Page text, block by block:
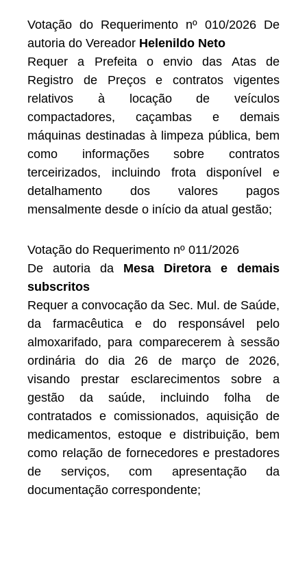
Votação do Requerimento nº 010/2026 De
autoria do Vereador Helenildo Neto
Requer a Prefeita o envio das Atas de
Registro de Preços e contratos vigentes
relativos à locação de veículos
compactadores, caçambas e demais
máquinas destinadas à limpeza pública, bem
como informações sobre contratos
terceirizados, incluindo frota disponível e
detalhamento dos valores pagos
mensalmente desde o início da atual gestão;
Votação do Requerimento nº 011/2026
De autoria da Mesa Diretora e demais
subscritos
Requer a convocação da Sec. Mul. de Saúde,
da farmacêutica e do responsável pelo
almoxarifado, para comparecerem à sessão
ordinária do dia 26 de março de 2026,
visando prestar esclarecimentos sobre a
gestão da saúde, incluindo folha de
contratados e comissionados, aquisição de
medicamentos, estoque e distribuição, bem
como relação de fornecedores e prestadores
de serviços, com apresentação da
documentação correspondente;